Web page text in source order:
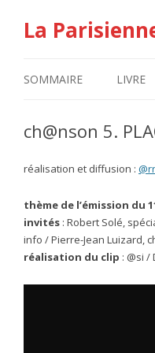
La
SOMMAIRE LIVRE
ch@nson 5.
réalisation et diffusion :
thème de l’émission du
invités : Robert Solé,
info / Pierre-Jean Luizard,
réalisation du clip : @si /